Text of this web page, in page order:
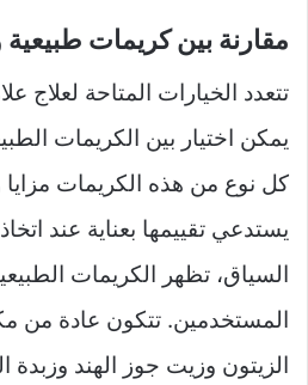
مقارنة بين كريمات طبيعية
تتعدد الخيارات المتاحة لعلاج
يمكن اختيار بين الكريمات
كل نوع من هذه الكريمات
يستدعي تقييمها بعناية عند
السياق، تظهر الكريمات
المستخدمين. تتكون عادة من
الزيتون وزيت جوز الهند وزبدة